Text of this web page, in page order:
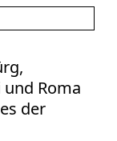
Roma
der